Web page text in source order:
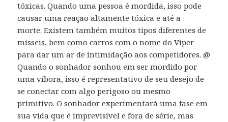
tóxicas. Quando uma pessoa é mordida, isso pode
causar uma reação altamente tóxica e até a
morte. Existem também muitos tipos diferentes de
mísseis, bem como carros com o nome do Viper
para dar um ar de intimidação aos competidores. @
Quando o sonhador sonhou em ser mordido por
uma víbora, isso é representativo de seu desejo de
se conectar com algo perigoso ou mesmo
primitivo. O sonhador experimentará uma fase em
sua vida que é imprevisível e fora de série, mas